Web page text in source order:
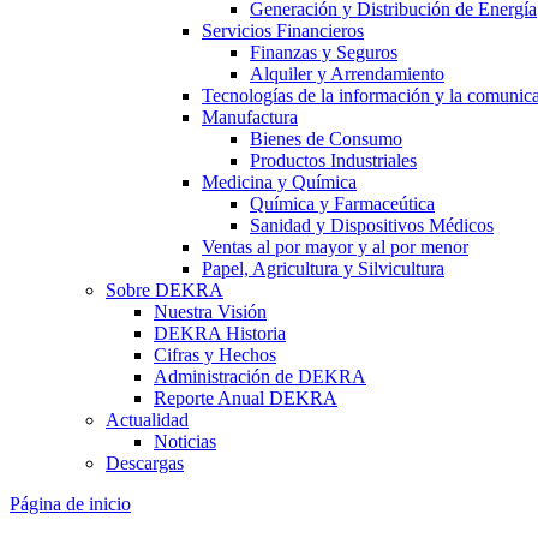
Generación y Distribución de Energía
Servicios Financieros
Finanzas y Seguros
Alquiler y Arrendamiento
Tecnologías de la información y la
Manufactura
Bienes de Consumo
Productos Industriales
Medicina y Química
Química y Farmaceútica
Sanidad y Dispositivos Médicos
Ventas al por mayor y al por menor
Papel, Agricultura y Silvicultura
Sobre DEKRA
Nuestra Visión
DEKRA Historia
Cifras y Hechos
Administración de DEKRA
Reporte Anual DEKRA
Actualidad
Noticias
Descargas
Página de inicio